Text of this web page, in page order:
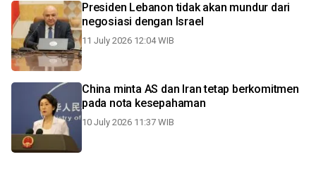
Presiden Lebanon tidak akan mundur dari
negosiasi dengan Israel
11 July 2026 12:04 WIB
China minta AS dan Iran tetap berkomitmen
pada nota kesepahaman
10 July 2026 11:37 WIB